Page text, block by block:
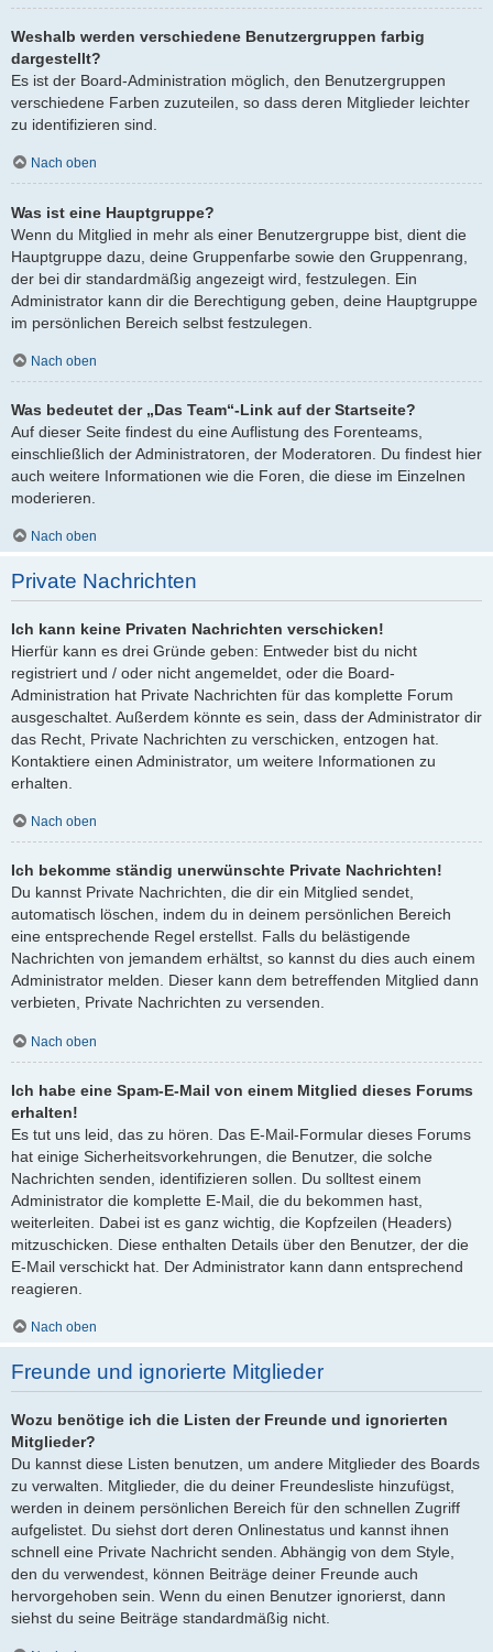
Weshalb werden verschiedene Benutzergruppen farbig
dargestellt?
Es ist der Board-Administration möglich, den Benutzergruppen
verschiedene Farben zuzuteilen, so dass deren Mitglieder leichter
zu identifizieren sind.
Nach oben
Was ist eine Hauptgruppe?
Wenn du Mitglied in mehr als einer Benutzergruppe bist, dient die
Hauptgruppe dazu, deine Gruppenfarbe sowie den Gruppenrang,
der bei dir standardmäßig angezeigt wird, festzulegen. Ein
Administrator kann dir die Berechtigung geben, deine Hauptgruppe
im persönlichen Bereich selbst festzulegen.
Nach oben
Was bedeutet der „Das Team“-Link auf der Startseite?
Auf dieser Seite findest du eine Auflistung des Forenteams,
einschließlich der Administratoren, der Moderatoren. Du findest hier
auch weitere Informationen wie die Foren, die diese im Einzelnen
moderieren.
Nach oben
Private Nachrichten
Ich kann keine Privaten Nachrichten verschicken!
Hierfür kann es drei Gründe geben: Entweder bist du nicht
registriert und / oder nicht angemeldet, oder die Board-
Administration hat Private Nachrichten für das komplette Forum
ausgeschaltet. Außerdem könnte es sein, dass der Administrator dir
das Recht, Private Nachrichten zu verschicken, entzogen hat.
Kontaktiere einen Administrator, um weitere Informationen zu
erhalten.
Nach oben
Ich bekomme ständig unerwünschte Private Nachrichten!
Du kannst Private Nachrichten, die dir ein Mitglied sendet,
automatisch löschen, indem du in deinem persönlichen Bereich
eine entsprechende Regel erstellst. Falls du belästigende
Nachrichten von jemandem erhältst, so kannst du dies auch einem
Administrator melden. Dieser kann dem betreffenden Mitglied dann
verbieten, Private Nachrichten zu versenden.
Nach oben
Ich habe eine Spam-E-Mail von einem Mitglied dieses Forums
erhalten!
Es tut uns leid, das zu hören. Das E-Mail-Formular dieses Forums
hat einige Sicherheitsvorkehrungen, die Benutzer, die solche
Nachrichten senden, identifizieren sollen. Du solltest einem
Administrator die komplette E-Mail, die du bekommen hast,
weiterleiten. Dabei ist es ganz wichtig, die Kopfzeilen (Headers)
mitzuschicken. Diese enthalten Details über den Benutzer, der die
E-Mail verschickt hat. Der Administrator kann dann entsprechend
reagieren.
Nach oben
Freunde und ignorierte Mitglieder
Wozu benötige ich die Listen der Freunde und ignorierten
Mitglieder?
Du kannst diese Listen benutzen, um andere Mitglieder des Boards
zu verwalten. Mitglieder, die du deiner Freundesliste hinzufügst,
werden in deinem persönlichen Bereich für den schnellen Zugriff
aufgelistet. Du siehst dort deren Onlinestatus und kannst ihnen
schnell eine Private Nachricht senden. Abhängig von dem Style,
den du verwendest, können Beiträge deiner Freunde auch
hervorgehoben sein. Wenn du einen Benutzer ignorierst, dann
siehst du seine Beiträge standardmäßig nicht.